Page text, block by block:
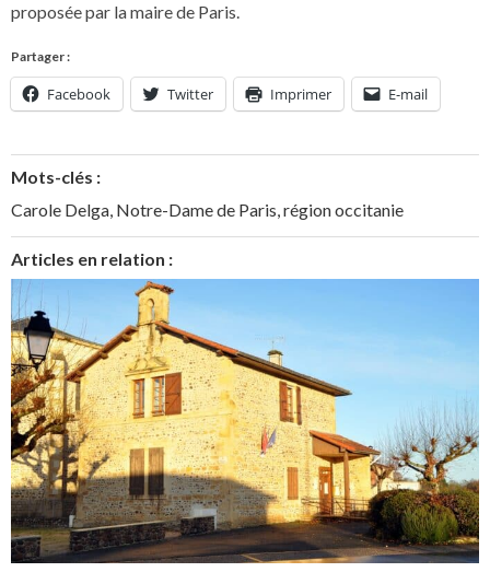
proposée par la maire de Paris.
Partager :
Facebook Twitter Imprimer E-mail
Mots-clés :
Carole Delga Notre-Dame de Paris région occitanie
Articles en relation :